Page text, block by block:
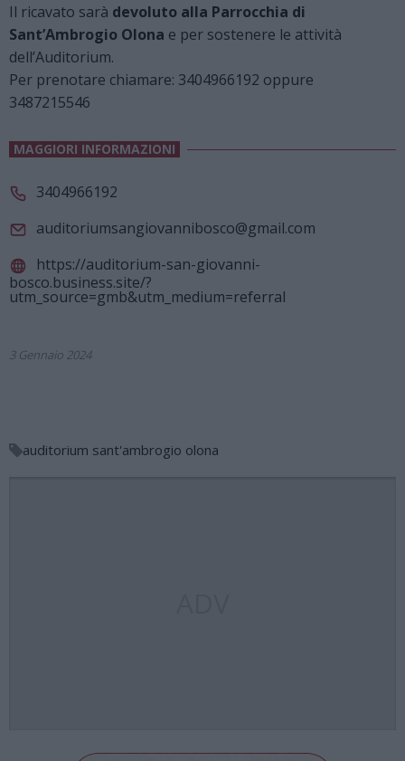
Il ricavato sarà devoluto alla Parrocchia di
Sant’Ambrogio Olona e per sostenere le attività
dell’Auditorium.
Per prenotare chiamare: 3404966192 oppure
3487215546
MAGGIORI INFORMAZIONI
3404966192
auditoriumsangiovannibosco@gmail.com
https://auditorium-san-giovanni-
bosco.business.site/?
utm_source=gmb&utm_medium=referral
3 Gennaio 2024
auditorium sant'ambrogio olona